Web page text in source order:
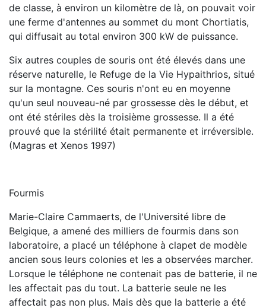
de classe, à environ un kilomètre de là, on pouvait voir
une ferme d'antennes au sommet du mont Chortiatis,
qui diffusait au total environ 300 kW de puissance.
Six autres couples de souris ont été élevés dans une
réserve naturelle, le Refuge de la Vie Hypaithrios, situé
sur la montagne. Ces souris n'ont eu en moyenne
qu'un seul nouveau-né par grossesse dès le début, et
ont été stériles dès la troisième grossesse. Il a été
prouvé que la stérilité était permanente et irréversible.
(Magras et Xenos 1997)
Fourmis
Marie-Claire Cammaerts, de l'Université libre de
Belgique, a amené des milliers de fourmis dans son
laboratoire, a placé un téléphone à clapet de modèle
ancien sous leurs colonies et les a observées marcher.
Lorsque le téléphone ne contenait pas de batterie, il ne
les affectait pas du tout. La batterie seule ne les
affectait pas non plus. Mais dès que la batterie a été